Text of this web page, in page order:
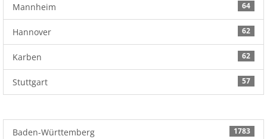
64
Mannheim
62
Hannover
62
Karben
57
Stuttgart
1783
Baden-Württemberg